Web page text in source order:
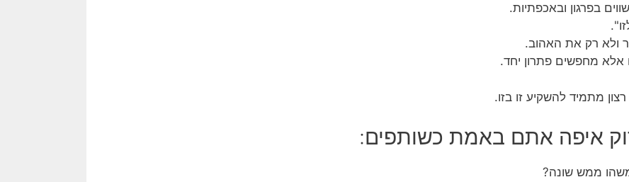
בפרגון ובאכפתיות.
ולא רק את האהוב.
מחפשים פתרון יחד.
מתמיד להשקיע זו בזו.
ממש שונה?